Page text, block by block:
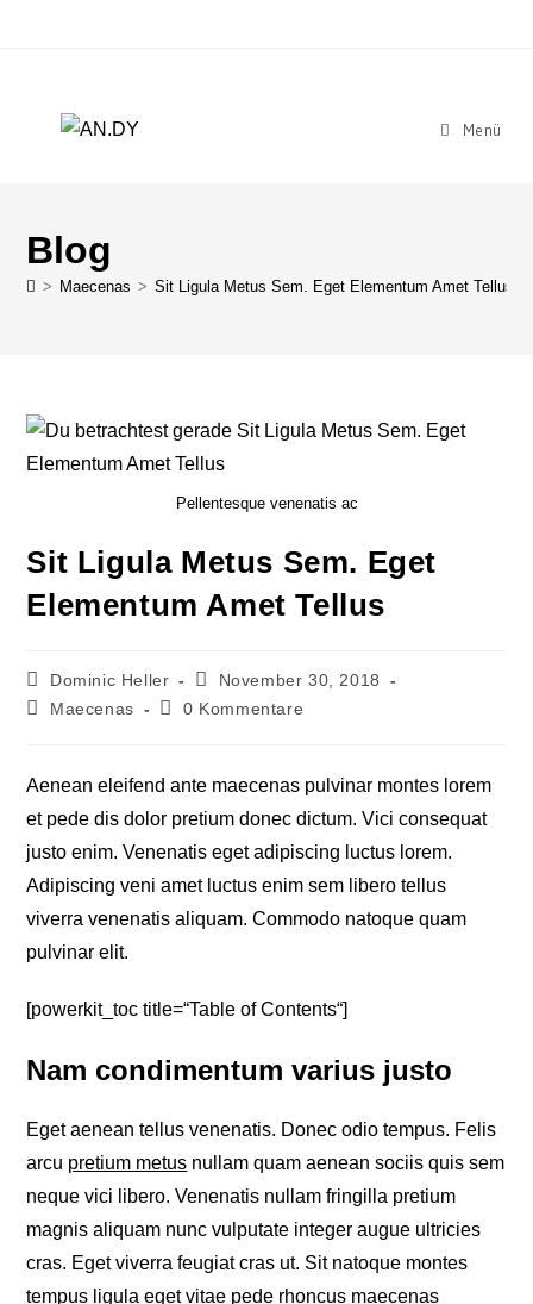
Menü
Blog
> Maecenas > Sit Ligula Metus Sem. Eget Elementum Amet Tellus
Pellentesque venenatis ac
Sit Ligula Metus Sem. Eget
Elementum Amet Tellus
Dominic Heller
November 30, 2018
Maecenas
0 Kommentare
Aenean eleifend ante maecenas pulvinar montes lorem
et pede dis dolor pretium donec dictum. Vici consequat
justo enim. Venenatis eget adipiscing luctus lorem.
Adipiscing veni amet luctus enim sem libero tellus
viverra venenatis aliquam. Commodo natoque quam
pulvinar elit.
[powerkit_toc title=“Table of Contents“]
Nam condimentum varius justo
Eget aenean tellus venenatis. Donec odio tempus. Felis
arcu pretium metus nullam quam aenean sociis quis sem
neque vici libero. Venenatis nullam fringilla pretium
magnis aliquam nunc vulputate integer augue ultricies
cras. Eget viverra feugiat cras ut. Sit natoque montes
tempus ligula eget vitae pede rhoncus maecenas